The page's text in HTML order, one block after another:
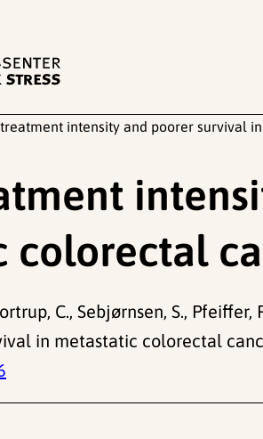
intensity and poorer survival
colorectal
C., Sebjørnsen, S., Pfeiffer,
in metastatic colorectal